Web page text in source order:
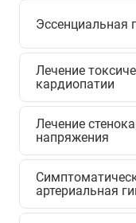
Эссенциальная
Лечение
кардиопатии
Лечение
напряжения
артериальная